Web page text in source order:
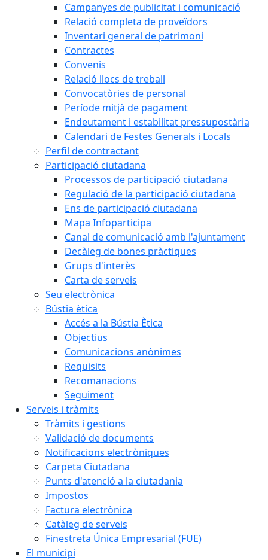
Campanyes de publicitat i comunicació
Relació completa de proveïdors
Inventari general de patrimoni
Contractes
Convenis
Relació llocs de treball
Convocatòries de personal
Període mitjà de pagament
Endeutament i estabilitat pressupostària
Calendari de Festes Generals i Locals
Perfil de contractant
Participació ciutadana
Processos de participació ciutadana
Regulació de la participació ciutadana
Ens de participació ciutadana
Mapa Infoparticipa
Canal de comunicació amb l'ajuntament
Decàleg de bones pràctiques
Grups d'interès
Carta de serveis
Seu electrònica
Bústia ètica
Accés a la Bústia Ètica
Objectius
Comunicacions anònimes
Requisits
Recomanacions
Seguiment
Serveis i tràmits
Tràmits i gestions
Validació de documents
Notificacions electròniques
Carpeta Ciutadana
Punts d'atenció a la ciutadania
Impostos
Factura electrònica
Catàleg de serveis
Finestreta Única Empresarial (FUE)
El municipi